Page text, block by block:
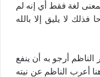
لغة فقط أي إنه لم
لا يليق إلا بالله
الناظم أرجو به أن ينفع
أعرب الناظم عن نيته